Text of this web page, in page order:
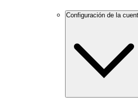
Configuración de la